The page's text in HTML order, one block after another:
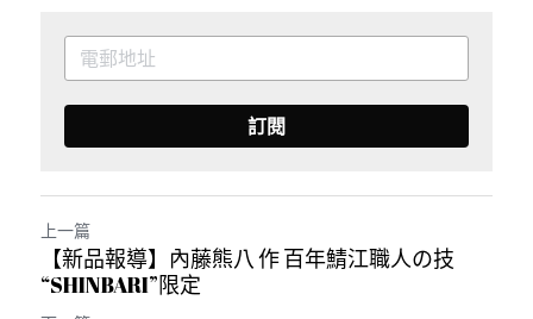
訂閱
上一篇
【新品報導】內藤熊八 作 百年鯖江職人の技
“SHINBARI”限定